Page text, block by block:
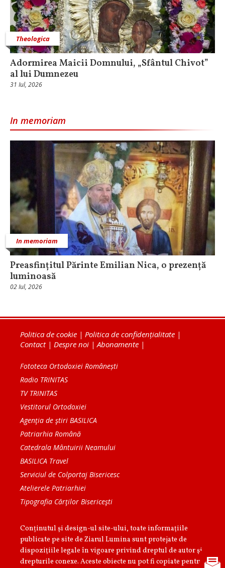
Theologica
Adormirea Maicii Domnului, „Sfântul Chivot”
al lui Dumnezeu
31 Iul, 2026
In memoriam
In memoriam
Preasfințitul Părinte Emilian Nica, o prezență
luminoasă
02 Iul, 2026
Politica de cookie | Politica de confidențialitate |
Contact| Despre noi |Abonamente |
Fototeca Ortodoxiei Românești
Radio TRINITAS
TV TRINITAS
Vestitorul Ortodoxiei
Agenţia de ştiri BASILICA
Patriarhia Română
Catedrala Mântuirii Neamului
BASILICA Travel
Serviciul de Colportaj Bisericesc
Atelierele Patriarhiei
Tipografia Cărţilor Bisericeşti
Conținutul și design-ul site-ului, toate informaţiile
publicate pe site de Ziarul Lumina sunt protejate de
dispoziţiile legale în vigoare privind dreptul de autor şi
drepturile conexe. Aceste obiecte nu pot fi copiate pentru